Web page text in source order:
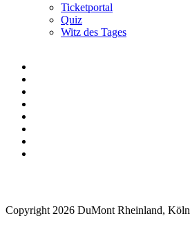
Ticketportal
Quiz
Witz des Tages
Copyright 2026 DuMont Rheinland, Köln